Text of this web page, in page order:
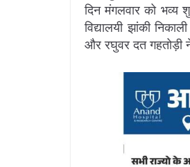
दिन मंगलवार को भव्य
विद्यालयी झांकी
और रघुवर दत गहतोड़ी